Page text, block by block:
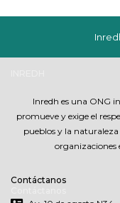
Inredh es una ONG
promueve y exige el
pueblos y la
organizaciones
Contáctanos